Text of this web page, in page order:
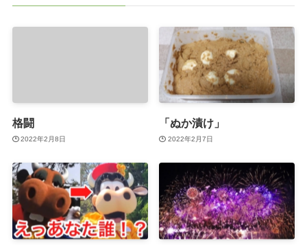
格闘
2022年2月8日
「ぬか漬け」
2022年2月7日